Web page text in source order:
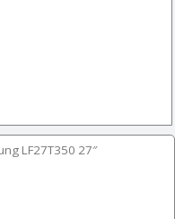
LF27T350 27″